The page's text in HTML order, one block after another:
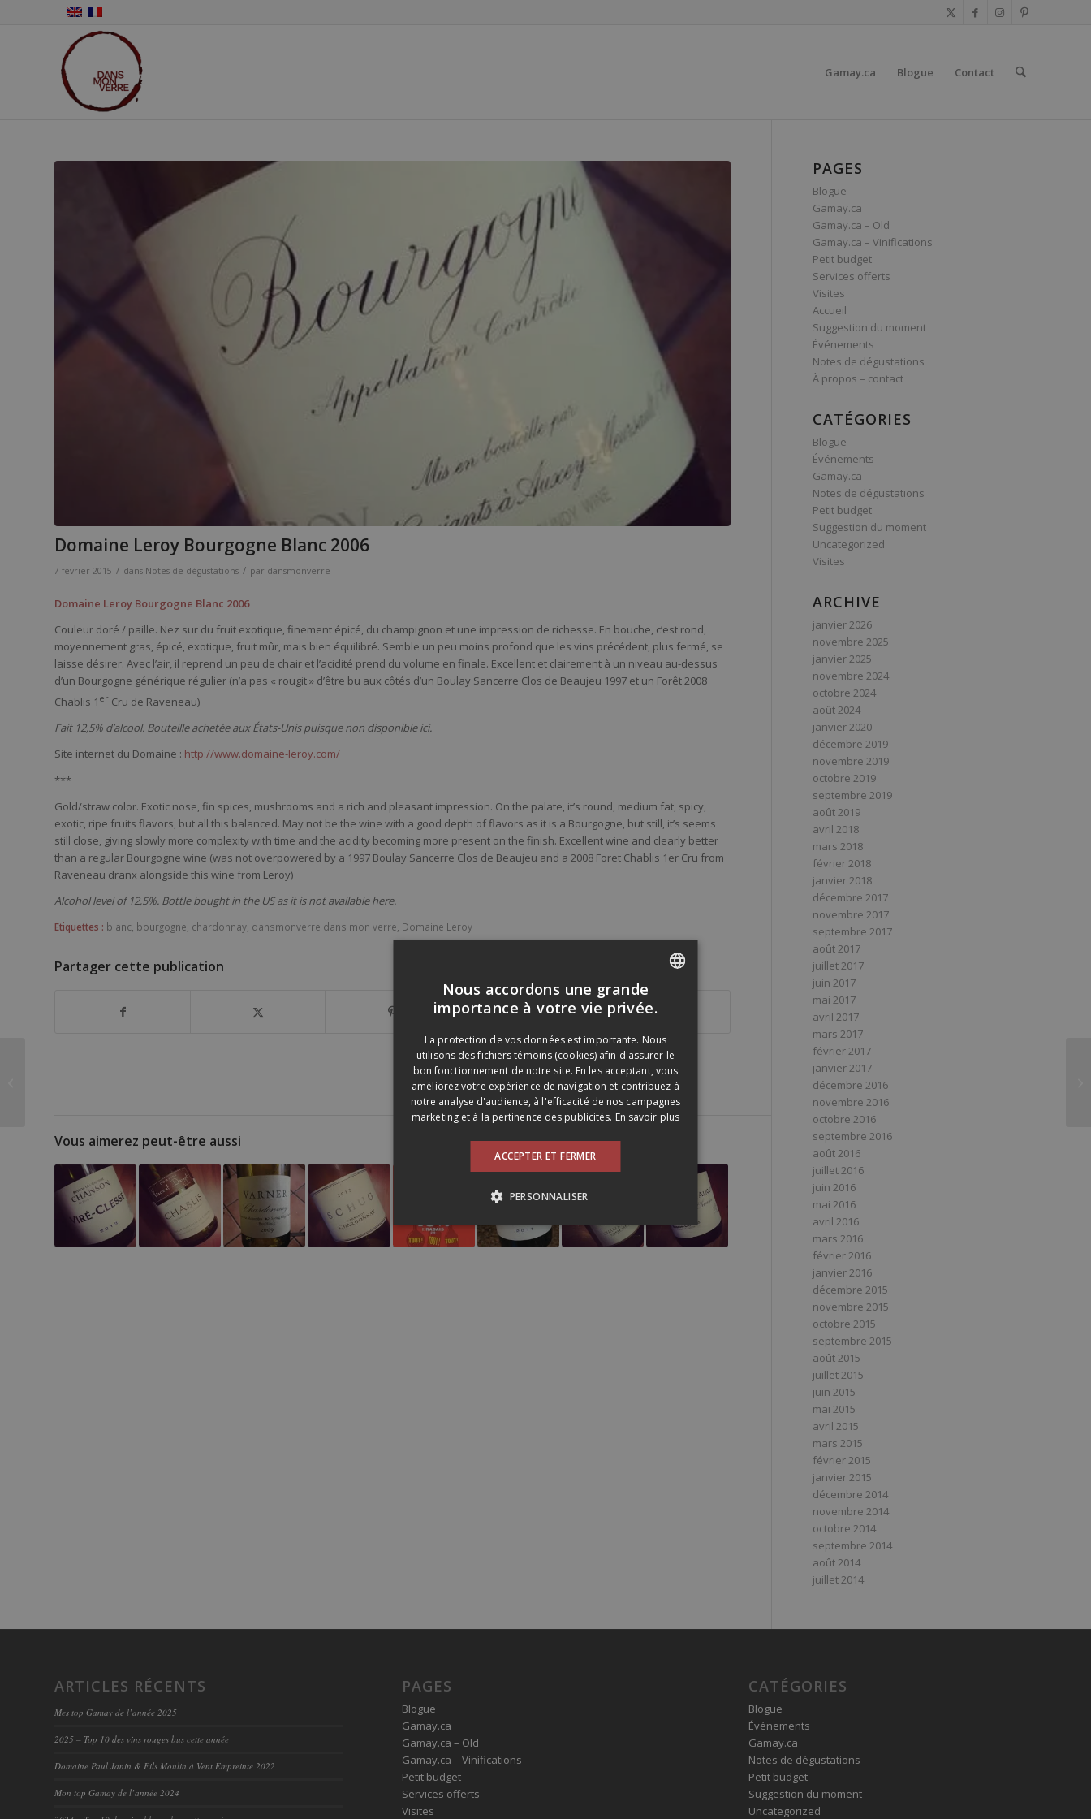
Gamay.ca Blogue Contact
Domaine Leroy Bourgogne Blanc 2006
7 février 2015 / dans Notes de dégustations / par dansmonverre
Domaine Leroy Bourgogne Blanc 2006
Couleur doré / paille. Nez sur du fruit exotique, finement épicé, du champignon et une impression de richesse. En bouche, c’est rond,
moyennement gras, épicé, exotique, fruit mûr, mais bien équilibré. Semble un peu moins profond que les vins précédent, plus fermé, se
laisse désirer. Avec l’air, il reprend un peu de chair et l’acidité prend du volume en finale. Excellent et clairement à un niveau au-dessus
d’un Bourgogne générique régulier (n’a pas « rougit » d’être bu aux côtés d’un Boulay Sancerre Clos de Beaujeu 1997 et un Forêt 2008
Chablis 1 er Cru de Raveneau)
Fait 12,5% d’alcool. Bouteille achetée aux États-Unis puisque non disponible ici.
Site internet du Domaine : http://www.domaine-leroy.com/
***
Gold/straw color. Exotic nose, fin spices, mushrooms and a rich and pleasant impression. On the palate, it’s round, medium fat, spicy,
exotic, ripe fruits flavors, but all this balanced. May not be the wine with a good depth of flavors as it is a Bourgogne, but still, it’s seems
still close, giving slowly more complexity with time and the acidity becoming more present on the finish. Excellent wine and clearly better
than a regular Bourgogne wine (was not overpowered by a 1997 Boulay Sancerre Clos de Beaujeu and a 2008 Foret Chablis 1er Cru from
Raveneau dranx alongside this wine from Leroy)
Alcohol level of 12,5%. Bottle bought in the US as it is not available here.
Etiquettes : blanc bourgogne chardonnay dansmonverre dans mon verre Domaine Leroy
Partager cette publication
Vous aimerez peut-être aussi
PAGES
Blogue
Gamay.ca
Gamay.ca – Old
Gamay.ca – Vinifications
Petit budget
Services offerts
Visites
Accueil
Suggestion du moment
Événements
Notes de dégustations
À propos – contact
CATÉGORIES
Blogue
Événements
Gamay.ca
Notes de dégustations
Petit budget
Suggestion du moment
Uncategorized
Visites
ARCHIVE
janvier 2026
novembre 2025
janvier 2025
novembre 2024
octobre 2024
août 2024
janvier 2020
décembre 2019
novembre 2019
octobre 2019
septembre 2019
août 2019
avril 2018
mars 2018
février 2018
janvier 2018
décembre 2017
novembre 2017
septembre 2017
août 2017
juillet 2017
juin 2017
mai 2017
avril 2017
mars 2017
février 2017
janvier 2017
décembre 2016
novembre 2016
octobre 2016
septembre 2016
août 2016
juillet 2016
juin 2016
mai 2016
avril 2016
mars 2016
février 2016
janvier 2016
décembre 2015
novembre 2015
octobre 2015
septembre 2015
août 2015
juillet 2015
juin 2015
mai 2015
avril 2015
mars 2015
février 2015
janvier 2015
décembre 2014
novembre 2014
octobre 2014
septembre 2014
août 2014
juillet 2014
ARTICLES RÉCENTS
Mes top Gamay de l’année 2025
2025 – Top 10 des vins rouges bus cette année
Domaine Paul Janin & Fils Moulin à Vent Empreinte 2022
Mon top Gamay de l’année 2024
PAGES
Blogue
Gamay.ca
Gamay.ca – Old
Gamay.ca – Vinifications
Petit budget
Services offerts
Visites
CATÉGORIES
Blogue
Événements
Gamay.ca
Notes de dégustations
Petit budget
Suggestion du moment
Uncategorized
FRENCH
Nous accordons une grande
importance à votre vie privée.
La protection de vos données est importante. Nous
utilisons des fichiers témoins (cookies) afin d'assurer le
bon fonctionnement de notre site. En les acceptant, vous
améliorez votre expérience de navigation et contribuez à
notre analyse d'audience, à l'efficacité de nos campagnes
marketing et à la pertinence des publicités. En savoir plus
ACCEPTER ET FERMER
PERSONNALISER